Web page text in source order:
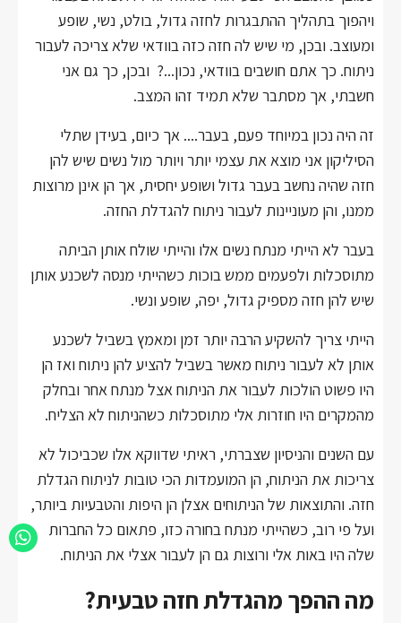
ויהפוך בתהליך ההתבגרות לחזה גדול, בולט, נשי, שופע
ומעוצב. ובכן, מי שיש לה חזה כזה בוודאי שלא צריכה לעבור
ניתוח. כך אתם חושבים בוודאי, נכון...? ובכן, כך גם אני
חשבתי, אך מסתבר שלא תמיד זהו המצב.
זה היה נכון במיוחד פעם, בעבר.... אך כיום, בעידן שתלי
הסיליקון אני מוצא את עצמי יותר ויותר מול נשים שיש להן
חזה שהיה נחשב בעבר גדול ושופע יחסית, אך הן אינן מרוצות
ממנו, והן מעוניינות לעבור ניתוח להגדלת החזה.
בעבר לא הייתי מנתח נשים אלו והייתי שולח אותן הביתה
מתוסכלות ולפעמים ממש בוכות כשהייתי מנסה לשכנע אותן
שיש להן חזה מספיק גדול, יפה, שופע ונשי.
הייתי צריך להשקיע הרבה יותר זמן ומאמץ בשביל לשכנע
אותן לא לעבור ניתוח מאשר בשביל להציע להן ניתוח ואז הן
היו פשוט הולכות לעבור את הניתוח אצל מנתח אחר ובחלק
מהמקרים היו חוזרות אלי מתוסכלות כשהניתוח לא הצליח.
עם השנים והניסיון שצברתי, ראיתי שדווקא אלו שכביכול לא
צריכות את הניתוח, הן המועמדות הכי טובות לניתוח הגדלת
חזה. והתוצאות של הניתוחים אצלן הן היפות והטבעיות ביותר,
ועל פי רוב, כשהייתי מנתח בחורה כזו, פתאום כל החברות
שלה היו באות אלי ורוצות גם הן לעבור אצלי את הניתוח.
מה ההפך מהגדלת חזה טבעית?